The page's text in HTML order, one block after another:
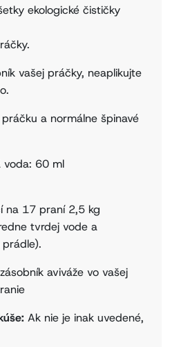
ekologické čističky
vašej práčky, neaplikujte
a normálne špinavé
voda: 60 ml
na 17 praní 2,5 kg
tvrdej vode a
aviváže vo vašej
Ak nie je inak uvedené,